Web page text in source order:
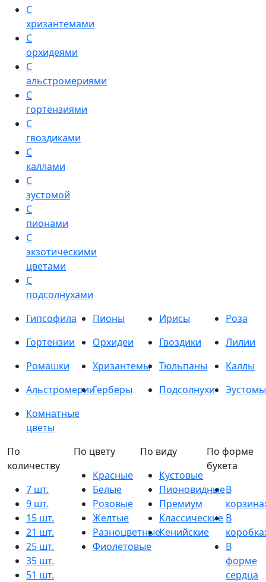
С
хризантемами
С
орхидеями
С
альстромериями
С
гортензиями
С
гвоздиками
С
каллами
С
эустомой
С
пионами
С
экзотическими
цветами
С
подсолнухами
Гипсофила
Пионы Ирисы
Роза
Гортензии
Орхидеи Гвоздики
Лилии
Ромашки
Хризантемы Тюльпаны
Каллы
АльстромерииГерберы Подсолнухи
Эустомы
Комнатные
цветы
По
количеству
7 шт.
9 шт.
15 шт.
21 шт.
25 шт.
35 шт.
51 шт.
По цвету
Красные
Белые
Розовые
Желтые
Разноцветные
Фиолетовые
По виду
Кустовые
Пионовидные
Премиум
Классические
Кенийские
По форме
букета
В
В
В
форме
сердца